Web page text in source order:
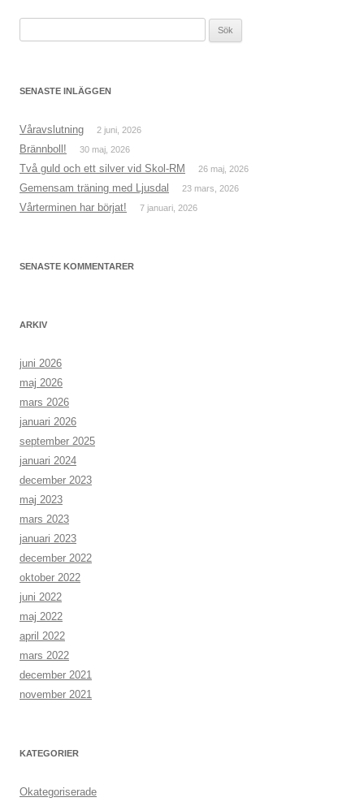
SENASTE INLÄGGEN
Våravslutning 2 juni, 2026
Brännboll! 30 maj, 2026
Två guld och ett silver vid Skol-RM 26 maj, 2026
Gemensam träning med Ljusdal 23 mars, 2026
Vårterminen har börjat! 7 januari, 2026
SENASTE KOMMENTARER
ARKIV
juni 2026
maj 2026
mars 2026
januari 2026
september 2025
januari 2024
december 2023
maj 2023
mars 2023
januari 2023
december 2022
oktober 2022
juni 2022
maj 2022
april 2022
mars 2022
december 2021
november 2021
KATEGORIER
Okategoriserade